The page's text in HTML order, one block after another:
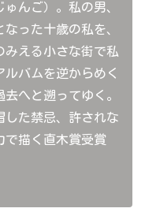
んご）。私の男、
った十歳の私を、
みえる小さな街で私
バムを逆からめく
へと遡ってゆく。
した禁忌、許されな
で描く直木賞受賞